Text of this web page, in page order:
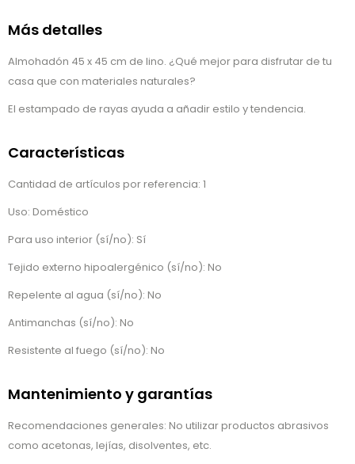
Más detalles
Almohadón 45 x 45 cm de lino. ¿Qué mejor para disfrutar de tu
casa que con materiales naturales?
El estampado de rayas ayuda a añadir estilo y tendencia.
Características
Cantidad de artículos por referencia: 1
Uso: Doméstico
Para uso interior (sí/no): Sí
Tejido externo hipoalergénico (sí/no): No
Repelente al agua (sí/no): No
Antimanchas (sí/no): No
Resistente al fuego (sí/no): No
Mantenimiento y garantías
Recomendaciones generales: No utilizar productos abrasivos
como acetonas, lejías, disolventes, etc.